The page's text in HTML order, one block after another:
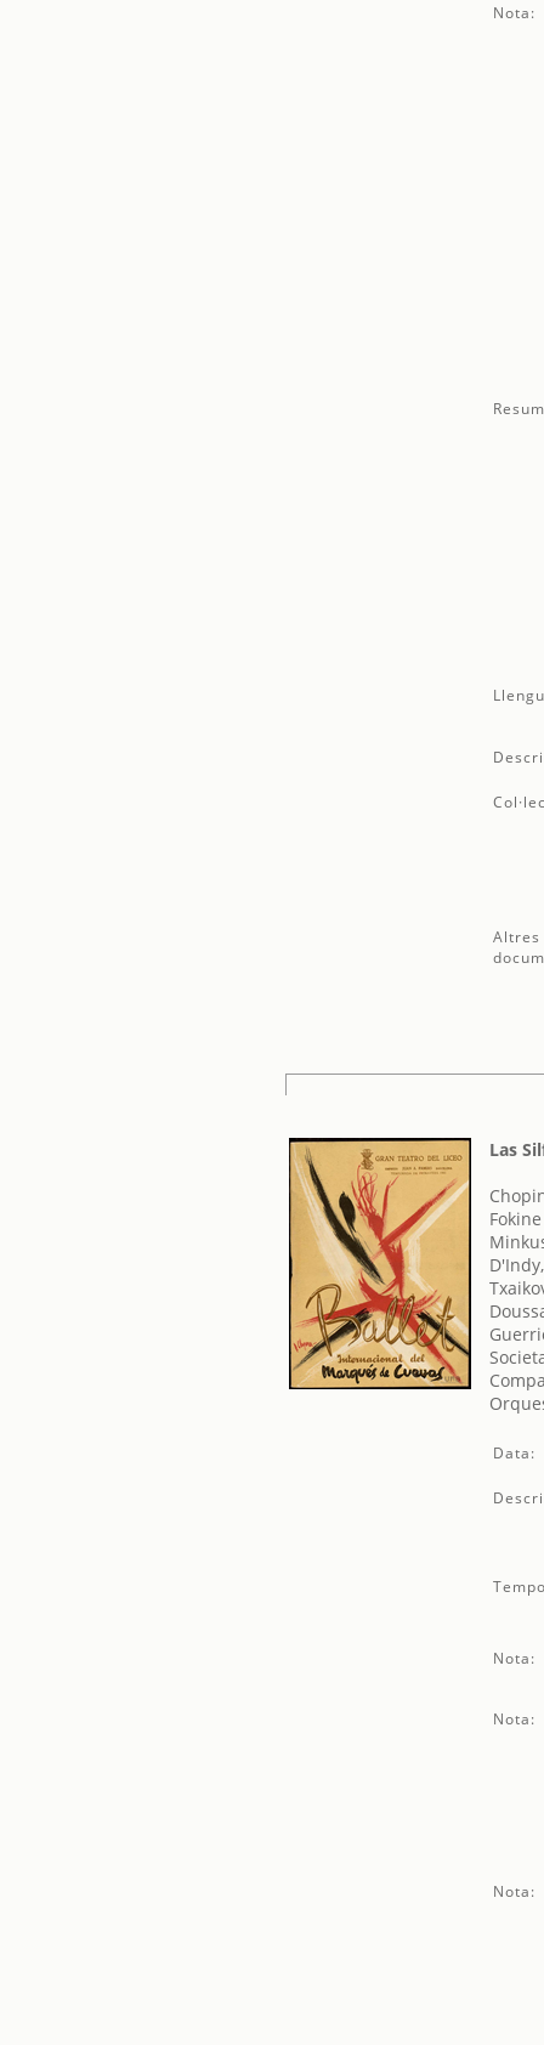
Nota:
Altres
Las
Data:
Nota:
Nota:
Nota: